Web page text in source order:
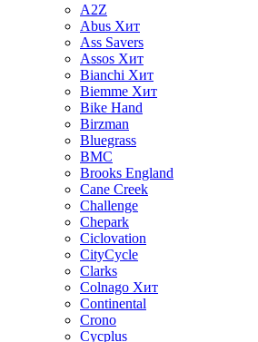
A2Z
Abus Хит
Ass Savers
Assos Хит
Bianchi Хит
Biemme Хит
Bike Hand
Birzman
Bluegrass
BMC
Brooks England
Cane Creek
Challenge
Chepark
Ciclovation
CityCycle
Clarks
Colnago Хит
Continental
Crono
Cycplus